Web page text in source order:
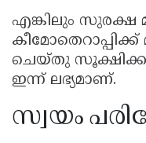
എങ്കിലും സുരക്ഷ
ചെയ്തു
ഇന്ന് ലഭ്യമാണ്.
സ്വയം